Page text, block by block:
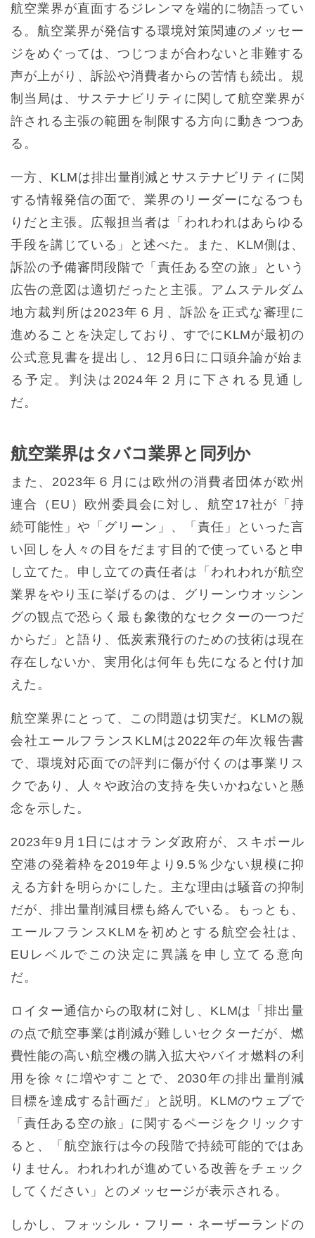
航空業界が直面するジレンマを端的に物語ってい
る。航空業界が発信する環境対策関連のメッセー
ジをめぐっては、つじつまが合わないと非難する
声が上がり、訴訟や消費者からの苦情も続出。規
制当局は、サステナビリティに関して航空業界が
許される主張の範囲を制限する方向に動きつつあ
る。
一方、KLMは排出量削減とサステナビリティに関
する情報発信の面で、業界のリーダーになるつも
りだと主張。広報担当者は「われわれはあらゆる
手段を講じている」と述べた。また、KLM側は、
訴訟の予備審問段階で「責任ある空の旅」という
広告の意図は適切だったと主張。アムステルダム
地方裁判所は2023年６月、訴訟を正式な審理に
進めることを決定しており、すでにKLMが最初の
公式意見書を提出し、12月6日に口頭弁論が始ま
る予定。判決は2024年２月に下される見通し
だ。
航空業界はタバコ業界と同列か
また、2023年６月には欧州の消費者団体が欧州
連合（EU）欧州委員会に対し、航空17社が「持
続可能性」や「グリーン」、「責任」といった言
い回しを人々の目をだます目的で使っていると申
し立てた。申し立ての責任者は「われわれが航空
業界をやり玉に挙げるのは、グリーンウオッシン
グの観点で恐らく最も象徴的なセクターの一つだ
からだ」と語り、低炭素飛行のための技術は現在
存在しないか、実用化は何年も先になると付け加
えた。
航空業界にとって、この問題は切実だ。KLMの親
会社エールフランスKLMは2022年の年次報告書
で、環境対応面での評判に傷が付くのは事業リス
クであり、人々や政治の支持を失いかねないと懸
念を示した。
2023年9月1日にはオランダ政府が、スキポール
空港の発着枠を2019年より9.5％少ない規模に抑
える方針を明らかにした。主な理由は騒音の抑制
だが、排出量削減目標も絡んでいる。もっとも、
エールフランスKLMを初めとする航空会社は、
EUレベルでこの決定に異議を申し立てる意向
だ。
ロイター通信からの取材に対し、KLMは「排出量
の点で航空事業は削減が難しいセクターだが、燃
費性能の高い航空機の購入拡大やバイオ燃料の利
用を徐々に増やすことで、2030年の排出量削減
目標を達成する計画だ」と説明。KLMのウェブで
「責任ある空の旅」に関するページをクリックす
ると、「航空旅行は今の段階で持続可能的ではあ
りません。われわれが進めている改善をチェック
してください」とのメッセージが表示される。
しかし、フォッシル・フリー・ネーザーランドの